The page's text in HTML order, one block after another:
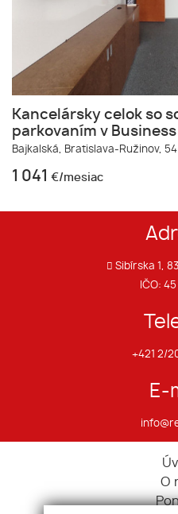
Kancelársky celok so
parkovaním v
Bajkalská, Bratislava-Ružinov, 54
1 041 €/mesiac
Sibírska 1,
IČO:
+421 2/
E-
O